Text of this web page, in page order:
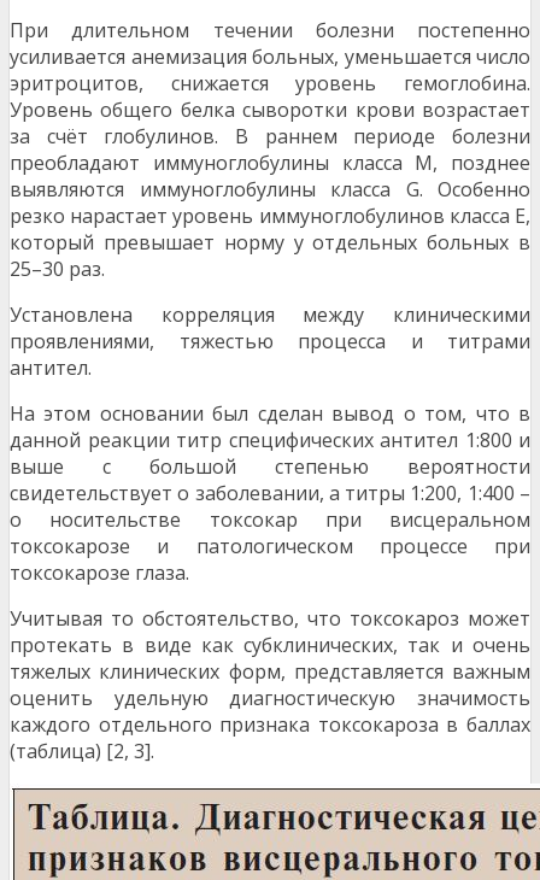
При длительном течении болезни постепенно
усиливается анемизация больных, уменьшается число
эритроцитов, снижается уровень гемоглобина.
Уровень общего белка сыворотки крови возрастает
за счёт глобулинов. В раннем периоде болезни
преобладают иммуноглобулины класса М, позднее
выявляются иммуноглобулины класса G. Особенно
резко нарастает уровень иммуноглобулинов класса Е,
который превышает норму у отдельных больных в
25–30 раз.
Установлена корреляция между клиническими
проявлениями, тяжестью процесса и титрами
антител.
На этом основании был сделан вывод о том, что в
данной реакции титр специфических антител 1:800 и
выше с большой степенью вероятности
свидетельствует о заболевании, а титры 1:200, 1:400 –
о носительстве токсокар при висцеральном
токсокарозе и патологическом процессе при
токсокарозе глаза.
Учитывая то обстоятельство, что токсокароз может
протекать в виде как субклинических, так и очень
тяжелых клинических форм, представляется важным
оценить удельную диагностическую значимость
каждого отдельного признака токсокароза в баллах
(таблица) [2, 3].